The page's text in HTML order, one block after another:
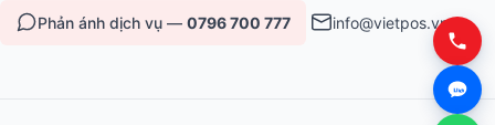
Phản ánh dịch vụ — 0796 700 777 info@vietpos.vn